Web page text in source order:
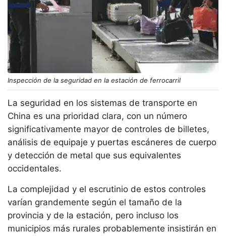
Inspección de la seguridad en la estación de ferrocarril
La seguridad en los sistemas de transporte en
China es una prioridad clara, con un número
significativamente mayor de controles de billetes,
análisis de equipaje y puertas escáneres de cuerpo
y detección de metal que sus equivalentes
occidentales.
La complejidad y el escrutinio de estos controles
varían grandemente según el tamaño de la
provincia y de la estación, pero incluso los
municipios más rurales probablemente insistirán en